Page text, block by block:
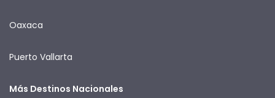
Oaxaca
Puerto Vallarta
Más Destinos Nacionales